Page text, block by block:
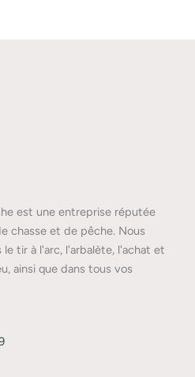
est une entreprise réputée
chasse et de pêche. Nous
le tir à l'arc, l'arbalète, l'achat et
ainsi que dans tous vos